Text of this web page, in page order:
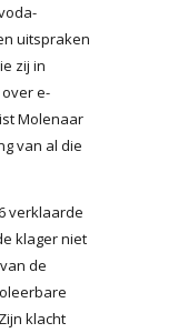
uitspraken
zij in
e-
Molenaar
van al die
verklaarde
klager niet
de
klacht